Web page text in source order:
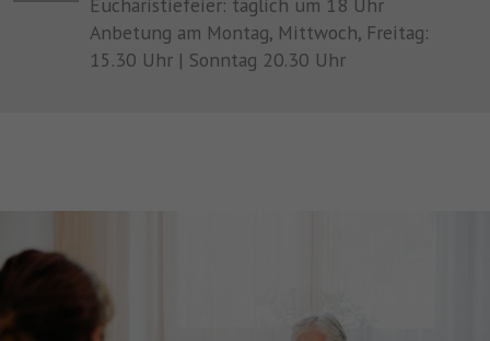
Eucharistiefeier: täglich um 18 Uhr
Anbetung am Montag, Mittwoch, Freitag:
15.30 Uhr | Sonntag 20.30 Uhr